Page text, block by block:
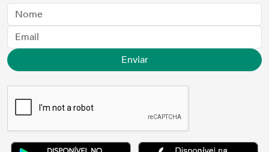
Nome
Email
Enviar